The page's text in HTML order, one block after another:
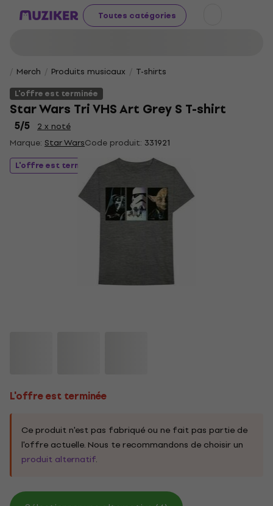
Toutes catégories
Merch Produits musicaux
T-shirts
L'offre est terminée
Star Wars Tri VHS Art Grey S T-shirt
5/5
2 x noté
Marque: Star WarsCode produit: 331921
L'offre est terminée
L'offre est terminée
Ce produit n'est pas fabriqué ou ne fait pas partie de
l'offre actuelle. Nous te recommandons de choisir un
produit alternatif.